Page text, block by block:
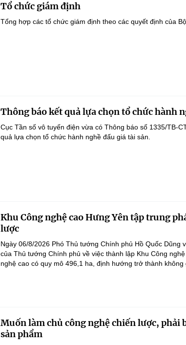
Tổ chức giám định
Tổng hợp các tổ chức giám định theo các quyết định của
Thông báo kết quả lựa chọn tổ chức hành
Cục Tần số vô tuyến điện vừa có Thông báo số 1335/TB-
quả lựa chọn tổ chức hành nghề đấu giá tài sản.
Khu Công nghệ cao Hưng Yên tập trung
lược
Ngày 06/8/2026 Phó Thủ tướng Chính phủ Hồ Quốc Dũng
của Thủ tướng Chính phủ về việc thành lập Khu Công
nghệ cao có quy mô 496,1 ha, định hướng trở thành
Muốn làm chủ công nghệ chiến lược, phải
sản phẩm